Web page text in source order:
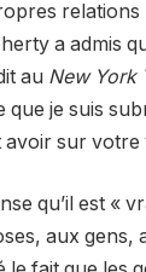
a admis
au New York
que je suis
avoir sur votre
qu’il est «
aux gens,